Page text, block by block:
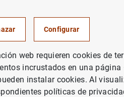
Configurar
web requieren cookies de
incrustados en una
instalar cookies. Al
políticas de